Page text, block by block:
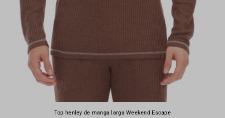
Top henley de manga larga Weekend Escape